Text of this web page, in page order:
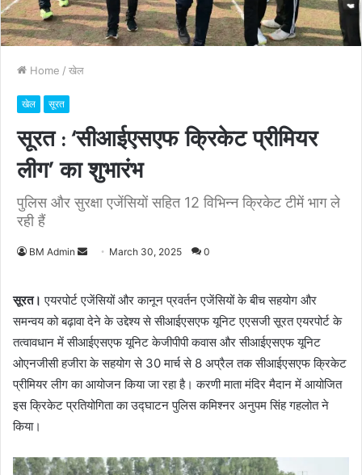
Home / खेल
खेल सूरत
सूरत : ‘सीआईएसएफ क्रिकेट प्रीमियर
लीग’ का शुभारंभ
पुलिस और सुरक्षा एजेंसियों सहित 12 विभिन्न क्रिकेट टीमें भाग ले
रही हैं
BM Admin
n
a
n
e
m
a
March 30, 2025 0
सूरत। एयरपोर्ट एजेंसियों और कानून प्रवर्तन एजेंसियों के बीच सहयोग और
समन्वय को बढ़ावा देने के उद्देश्य से सीआईएसएफ यूनिट एएसजी सूरत एयरपोर्ट के
तत्वावधान में सीआईएसएफ यूनिट केजीपीपी कवास और सीआईएसएफ यूनिट
ओएनजीसी हजीरा के सहयोग से 30 मार्च से 8 अप्रैल तक सीआईएसएफ क्रिकेट
प्रीमियर लीग का आयोजन किया जा रहा है। करणी माता मंदिर मैदान में आयोजित
इस क्रिकेट प्रतियोगिता का उद्घाटन पुलिस कमिश्नर अनुपम सिंह गहलोत ने
किया।